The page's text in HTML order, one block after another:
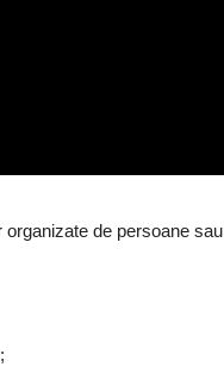
de persoane sau